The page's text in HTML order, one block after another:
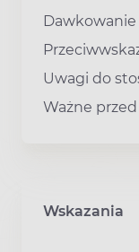
Dawkowanie
Uwagi do
Ważne
Wskazania